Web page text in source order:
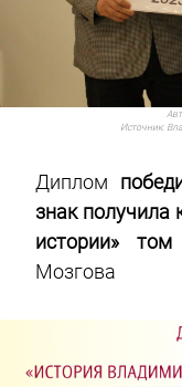
Источник:
Диплом
знак получила
истории»
Мозгова